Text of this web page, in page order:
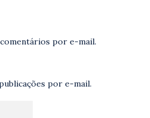
por e-mail.
por e-mail.